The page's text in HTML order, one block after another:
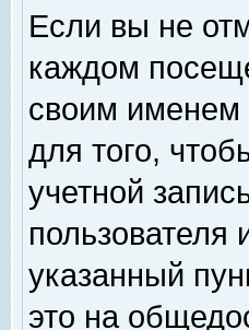
Если вы не
каждом
своим именем
для того,
учетной
указанный
это на